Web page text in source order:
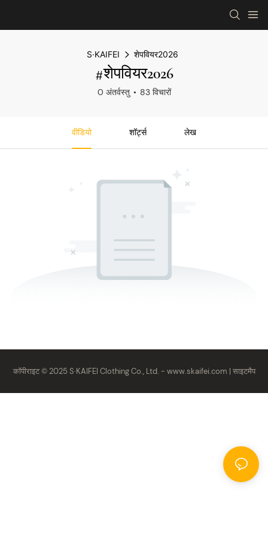
S·KAIFEI शेपवियर2026
#शेपवियर2026
0 अंतर्वस्तु 83 विचारों
वीडियो शॉर्ट्स लेख
कॉपीराइट © 2025 S·KAIFEI Clothing Co., Ltd. - www.skaifei.com | साइटमैप